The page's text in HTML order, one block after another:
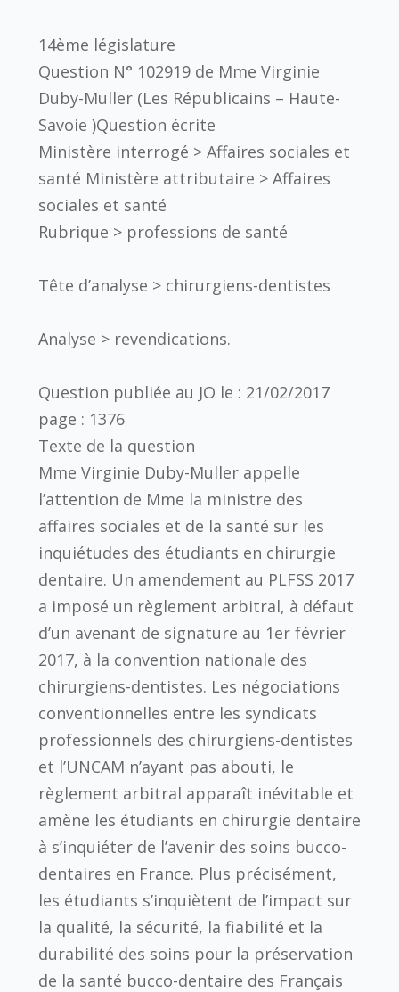
14ème législature
Question N° 102919 de Mme Virginie
Duby-Muller (Les Républicains – Haute-
Savoie )Question écrite
Ministère interrogé > Affaires sociales et
santé Ministère attributaire > Affaires
sociales et santé
Rubrique > professions de santé
Tête d’analyse > chirurgiens-dentistes
Analyse > revendications.
Question publiée au JO le : 21/02/2017
page : 1376
Texte de la question
Mme Virginie Duby-Muller appelle
l’attention de Mme la ministre des
affaires sociales et de la santé sur les
inquiétudes des étudiants en chirurgie
dentaire. Un amendement au PLFSS 2017
a imposé un règlement arbitral, à défaut
d’un avenant de signature au 1er février
2017, à la convention nationale des
chirurgiens-dentistes. Les négociations
conventionnelles entre les syndicats
professionnels des chirurgiens-dentistes
et l’UNCAM n’ayant pas abouti, le
règlement arbitral apparaît inévitable et
amène les étudiants en chirurgie dentaire
à s’inquiéter de l’avenir des soins bucco-
dentaires en France. Plus précisément,
les étudiants s’inquiètent de l’impact sur
la qualité, la sécurité, la fiabilité et la
durabilité des soins pour la préservation
de la santé bucco-dentaire des Français